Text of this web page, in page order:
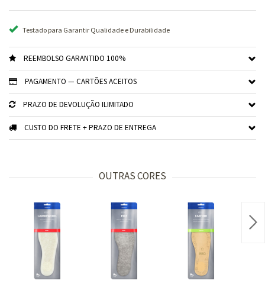
Testado para Garantir Qualidade e Durabilidade
REEMBOLSO GARANTIDO 100%
PAGAMENTO — CARTÕES ACEITOS
PRAZO DE DEVOLUÇÃO ILIMITADO
CUSTO DO FRETE + PRAZO DE ENTREGA
OUTRAS CORES